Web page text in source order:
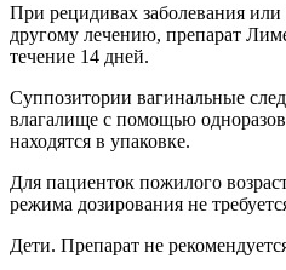
При рецидивах заболевания
другому лечению, препарат
течение 14 дней.
Суппозитории вагинальные
влагалище с помощью
находятся в упаковке.
Для пациенток пожилого
режима дозирования не
Дети. Препарат не